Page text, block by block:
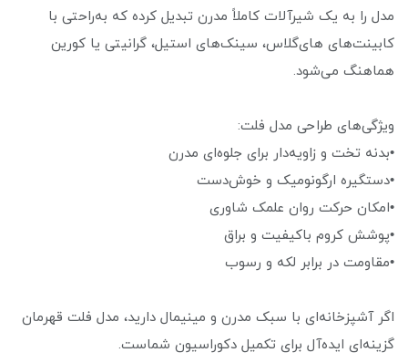
مدل را به یک شیرآلات کاملاً مدرن تبدیل کرده که به‌راحتی با
کابینت‌های های‌گلاس، سینک‌های استیل، گرانیتی یا کورین
هماهنگ می‌شود.
ویژگی‌های طراحی مدل فلت:
•بدنه تخت و زاویه‌دار برای جلوه‌ای مدرن
•دستگیره ارگونومیک و خوش‌دست
•امکان حرکت روان علمک شاوری
•پوشش کروم باکیفیت و براق
•مقاومت در برابر لکه و رسوب
اگر آشپزخانه‌ای با سبک مدرن و مینیمال دارید، مدل فلت قهرمان
گزینه‌ای ایده‌آل برای تکمیل دکوراسیون شماست.